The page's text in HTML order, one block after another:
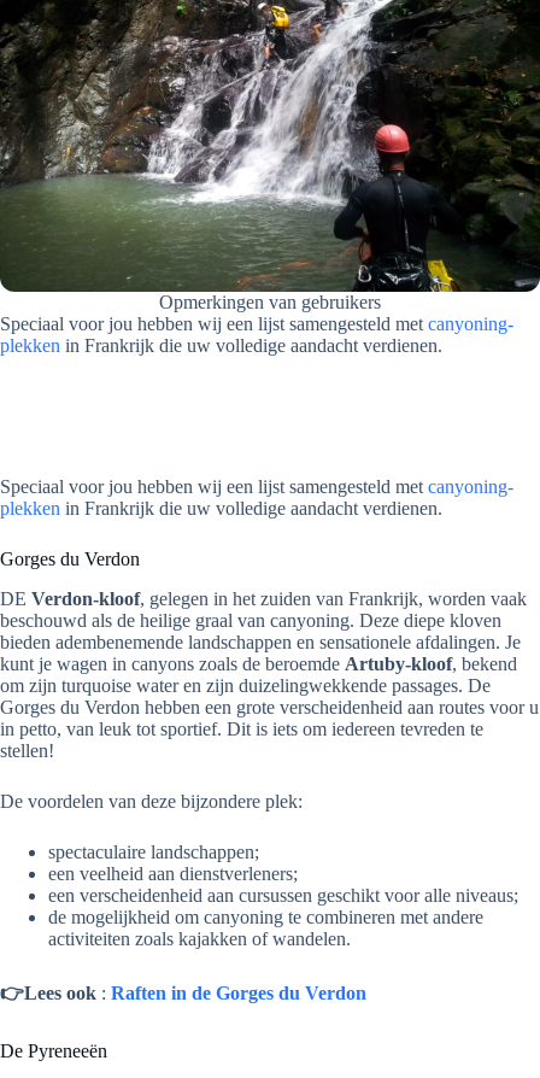
Opmerkingen van gebruikers
Speciaal voor jou hebben wij een lijst samengesteld met canyoning-
plekken in Frankrijk die uw volledige aandacht verdienen.
Speciaal voor jou hebben wij een lijst samengesteld met canyoning-
plekken in Frankrijk die uw volledige aandacht verdienen.
Gorges du Verdon
DE Verdon-kloof, gelegen in het zuiden van Frankrijk, worden vaak
beschouwd als de heilige graal van canyoning. Deze diepe kloven
bieden adembenemende landschappen en sensationele afdalingen. Je
kunt je wagen in canyons zoals de beroemde Artuby-kloof, bekend
om zijn turquoise water en zijn duizelingwekkende passages. De
Gorges du Verdon hebben een grote verscheidenheid aan routes voor u
in petto, van leuk tot sportief. Dit is iets om iedereen tevreden te
stellen!
De voordelen van deze bijzondere plek:
spectaculaire landschappen;
een veelheid aan dienstverleners;
een verscheidenheid aan cursussen geschikt voor alle niveaus;
de mogelijkheid om canyoning te combineren met andere
activiteiten zoals kajakken of wandelen.
👉Lees ook : Raften in de Gorges du Verdon
De Pyreneeën